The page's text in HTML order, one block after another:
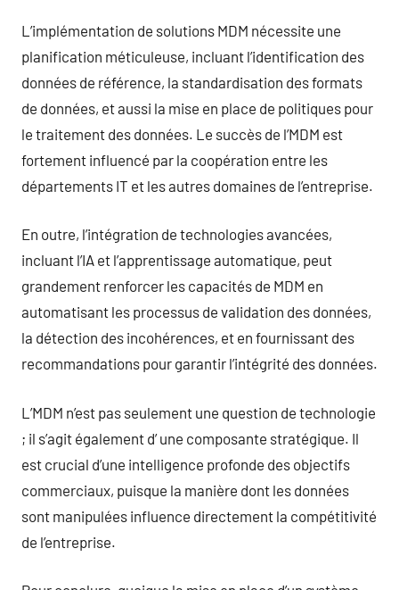
L’implémentation de solutions MDM nécessite une
planification méticuleuse, incluant l’identification des
données de référence, la standardisation des formats
de données, et aussi la mise en place de politiques pour
le traitement des données. Le succès de l’MDM est
fortement influencé par la coopération entre les
départements IT et les autres domaines de l’entreprise.
En outre, l’intégration de technologies avancées,
incluant l’IA et l’apprentissage automatique, peut
grandement renforcer les capacités de MDM en
automatisant les processus de validation des données,
la détection des incohérences, et en fournissant des
recommandations pour garantir l’intégrité des données.
L’MDM n’est pas seulement une question de technologie
; il s’agit également d’ une composante stratégique. Il
est crucial d’une intelligence profonde des objectifs
commerciaux, puisque la manière dont les données
sont manipulées influence directement la compétitivité
de l’entreprise.